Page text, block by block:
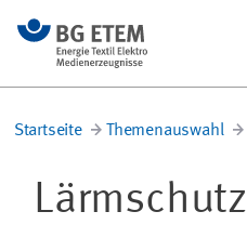
Startseite Themenauswahl
Lärmschutz